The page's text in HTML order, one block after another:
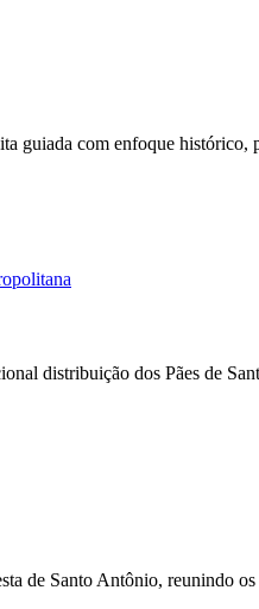
guiada com enfoque
distribuição dos Pães de
de Santo Antônio, reunindo